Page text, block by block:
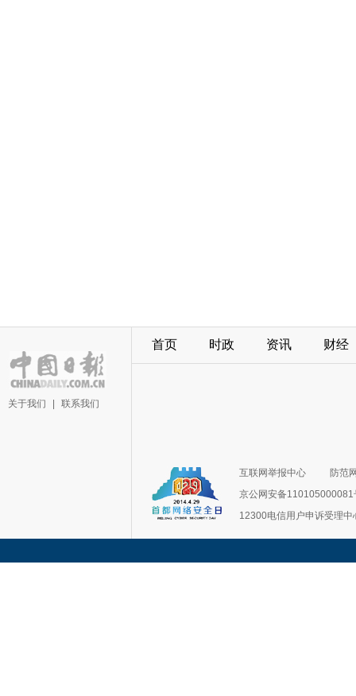
关于我们 联系我们
首页 时政 资讯 财经
互联网举报中心
防范
京公网安备110105000081
12300电信用户申诉受理中